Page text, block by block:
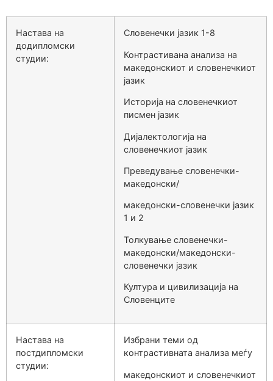
Настава на
додипломски
студии:
Словенечки јазик 1-8
Контрастивана анализа на
македонскиот и словенечкиот
јазик
Историја на словенечкиот
писмен јазик
Дијалектологија на
словенечкиот јазик
Преведување словенечки-
македонски/
македонски-словенечки јазик
1 и 2
Толкување словенечки-
македонски/македонски-
словенечки јазик
Култура и цивилизација на
Словенците
Настава на
постдипломски
студии:
Избрани теми од
контрастивната анализа меѓу
македонскиот и словенечкиот